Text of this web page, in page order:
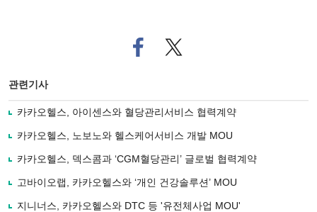
페
이
로
기
사
유
기
트위
터로
관련기사
카카오헬스, 아이센스와 혈당관리서비스 협력계약
카카오헬스, 노보노와 헬스케어서비스 개발 MOU
카카오헬스, 덱스콤과 ‘CGM혈당관리’ 글로벌 협력계약
고바이오랩, 카카오헬스와 ‘개인 건강솔루션’ MOU
지니너스, 카카오헬스와 DTC 등 '유전체사업 MOU'